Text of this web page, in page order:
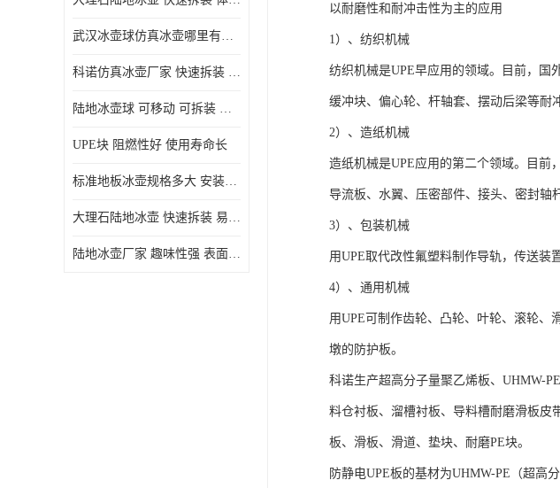
武汉冰壶球仿真冰壶哪里有卖 趣味性强 体积小 重量轻
科诺仿真冰壶厂家 快速拆装 不受季节影响
陆地冰壶球 可移动 可拆装 表面具有自润滑功能
UPE块 阻燃性好 使用寿命长
标准地板冰壶规格多大 安装简单 方便携带和存储
大理石陆地冰壶 快速拆装 易于学习和掌握
陆地冰壶厂家 趣味性强 表面具有自润滑功能
以耐磨性和耐冲击性为主的应用
1）、纺织机械
纺织机械是UPE早应用的领域。目前，国
缓冲块、偏心轮、杆轴套、摆动后梁等耐
2）、造纸机械
造纸机械是UPE应用的第二个领域。目前
导流板、水翼、压密部件、接头、密封轴
3）、包装机械
用UPE取代改性氟塑料制作导轨，传送装
4）、通用机械
用UPE可制作齿轮、凸轮、叶轮、滚轮
墩的防护板。
科诺生产超高分子量聚乙烯板、UHMW-
料仓衬板、溜槽衬板、导料槽耐磨滑板皮
板、滑板、滑道、垫块、耐磨PE块。
防静电UPE板的基材为UHMW-PE（超高